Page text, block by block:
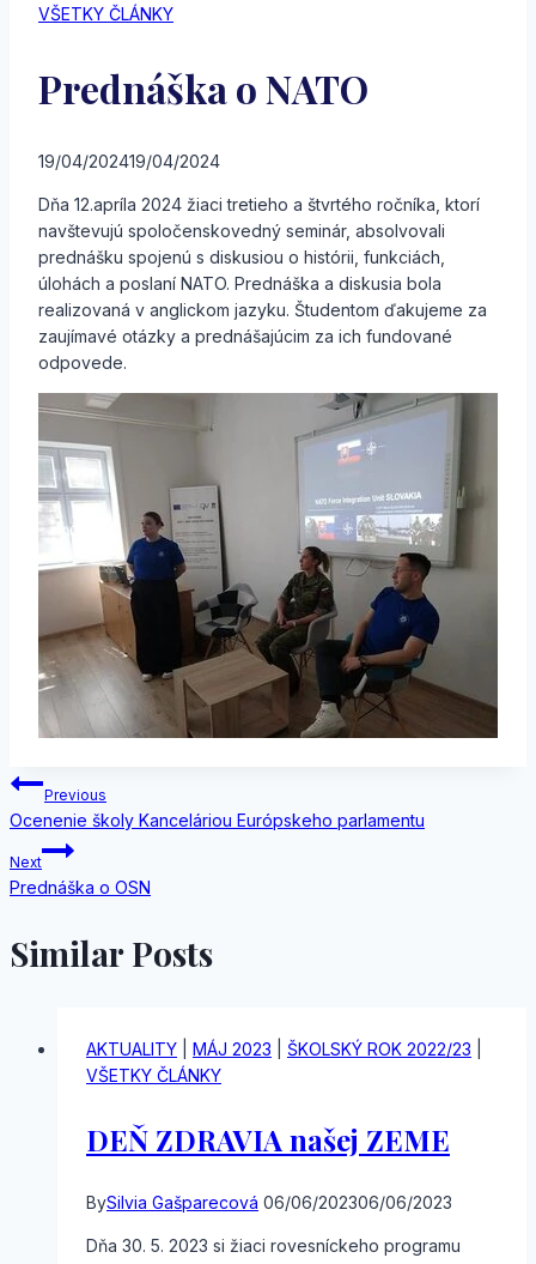
VŠETKY ČLÁNKY
Prednáška o NATO
19/04/202419/04/2024
Dňa 12.apríla 2024 žiaci tretieho a štvrtého ročníka, ktorí
navštevujú spoločenskovedný seminár, absolvovali
prednášku spojenú s diskusiou o histórii, funkciách,
úlohách a poslaní NATO. Prednáška a diskusia bola
realizovaná v anglickom jazyku. Študentom ďakujeme za
zaujímavé otázky a prednášajúcim za ich fundované
odpovede.
Navigácia
v
článku
Previous
Ocenenie školy Kanceláriou Európskeho parlamentu
Next
Prednáška o OSN
Similar Posts
AKTUALITY MÁJ 2023 ŠKOLSKÝ ROK 2022/23
VŠETKY ČLÁNKY
DEŇ ZDRAVIA našej ZEME
BySilvia Gašparecová 06/06/202306/06/2023
Dňa 30. 5. 2023 si žiaci rovesníckeho programu